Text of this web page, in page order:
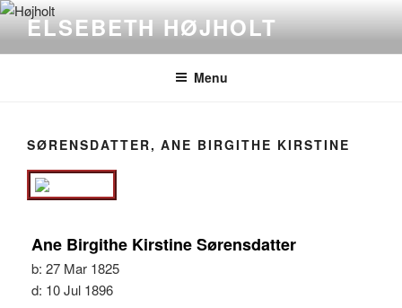
Videre
indhold
ELSEBETH HØJHOLT
Menu
SØRENSDATTER, ANE BIRGITHE KIRSTINE
Ane Birgithe Kirstine Sørensdatter
b: 27 Mar 1825
d: 10 Jul 1896